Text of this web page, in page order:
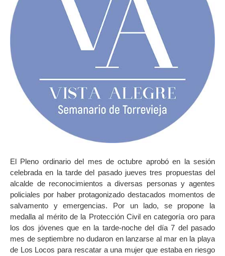
El Pleno ordinario del mes de octubre aprobó en la sesión
celebrada en la tarde del pasado jueves tres propuestas del
alcalde de reconocimientos a diversas personas y agentes
policiales por haber protagonizado destacados momentos de
salvamento y emergencias. Por un lado, se propone la
medalla al mérito de la Protección Civil en categoría oro para
los dos jóvenes que en la tarde-noche del día 7 del pasado
mes de septiembre no dudaron en lanzarse al mar en la playa
de Los Locos para rescatar a una mujer que estaba en riesgo